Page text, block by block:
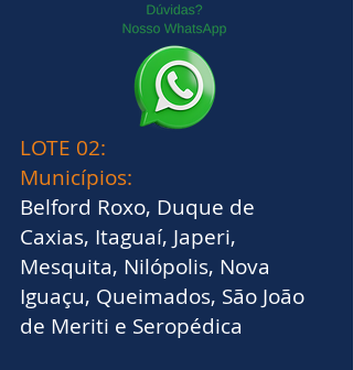
LOTE 02:
Municípios:
Belford Roxo, Duque de
Caxias, Itaguaí, Japeri,
Mesquita, Nilópolis, Nova
Iguaçu, Queimados, São João
de Meriti e Seropédica